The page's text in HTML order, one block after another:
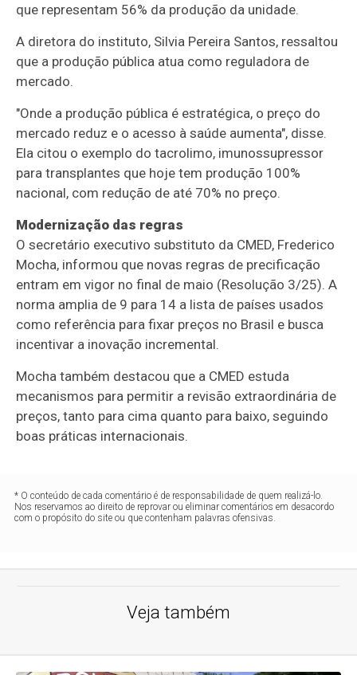
que representam 56% da produção da unidade.
A diretora do instituto, Silvia Pereira Santos, ressaltou
que a produção pública atua como reguladora de
mercado.
"Onde a produção pública é estratégica, o preço do
mercado reduz e o acesso à saúde aumenta", disse.
Ela citou o exemplo do tacrolimo, imunossupressor
para transplantes que hoje tem produção 100%
nacional, com redução de até 70% no preço.
Modernização das regras
O secretário executivo substituto da CMED, Frederico
Mocha, informou que novas regras de precificação
entram em vigor no final de maio (Resolução 3/25). A
norma amplia de 9 para 14 a lista de países usados
como referência para fixar preços no Brasil e busca
incentivar a inovação incremental.
Mocha também destacou que a CMED estuda
mecanismos para permitir a revisão extraordinária de
preços, tanto para cima quanto para baixo, seguindo
boas práticas internacionais.
* O conteúdo de cada comentário é de responsabilidade de quem realizá-lo.
Nos reservamos ao direito de reprovar ou eliminar comentários em desacordo
com o propósito do site ou que contenham palavras ofensivas.
Veja também